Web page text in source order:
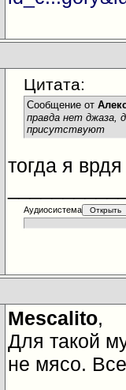
Цитата:
Сообщение от
правда нет джаза,
присутствуют
тогда я
Аудиосистема
Mescalito,
Для такой
не мясо.